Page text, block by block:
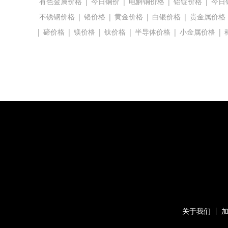
不锈钢价格 | 铬价格 | 黄金价格 | 白银价格 | 贵金属价格
| 碲价格 | 镁价格 | 钛价格 | 半导体价格 | 小金属价格 |
关于我们